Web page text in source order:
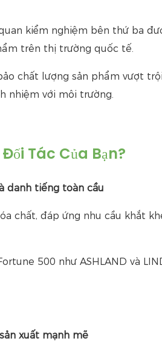
kiểm nghiệm bên thứ ba
trên thị trường quốc tế.
chất lượng sản phẩm vượt
nhiệm với môi trường.
Tác Của Bạn?
danh tiếng toàn cầu
chất, đáp ứng nhu cầu khắt
500 như ASHLAND và
xuất mạnh mẽ